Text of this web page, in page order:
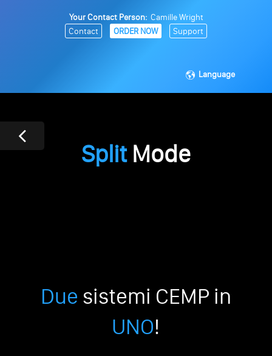
Your Contact Person: Camille Wright
Contact
ORDER NOW Support
Language
SplitMode
Due sistemi CEMP in
UNO!